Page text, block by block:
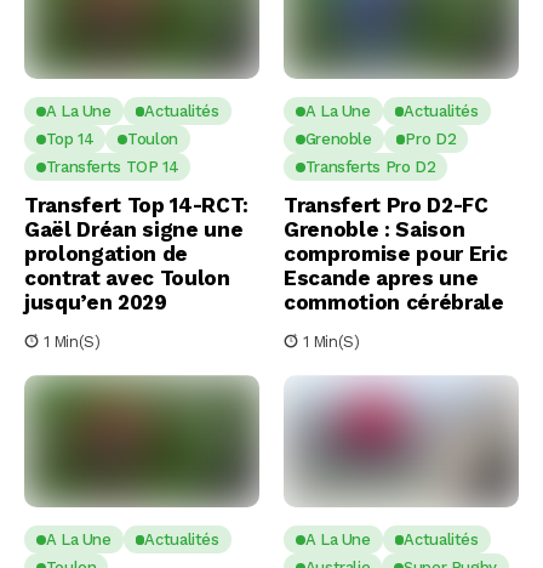
A La Une
Actualités
Top 14
Toulon
Transferts TOP 14
Transfert Top 14-RCT:
Gaël Dréan signe une
prolongation de
contrat avec Toulon
jusqu’en 2029
1 Min(s)
A La Une
Actualités
Grenoble
Pro D2
Transferts Pro D2
Transfert Pro D2-FC
Grenoble : Saison
compromise pour Eric
Escande apres une
commotion cérébrale
1 Min(s)
A La Une
Actualités
A La Une
Actualités